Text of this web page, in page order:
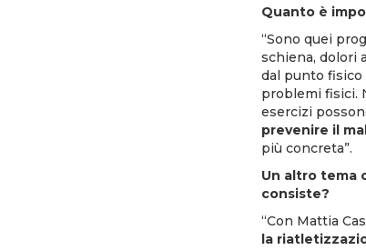
Quanto è
“Sono quei
schiena, dolori
dal punto
problemi fisici.
esercizi
prevenire il
più concreta”.
Un altro tema
consiste?
“Con Mattia
la